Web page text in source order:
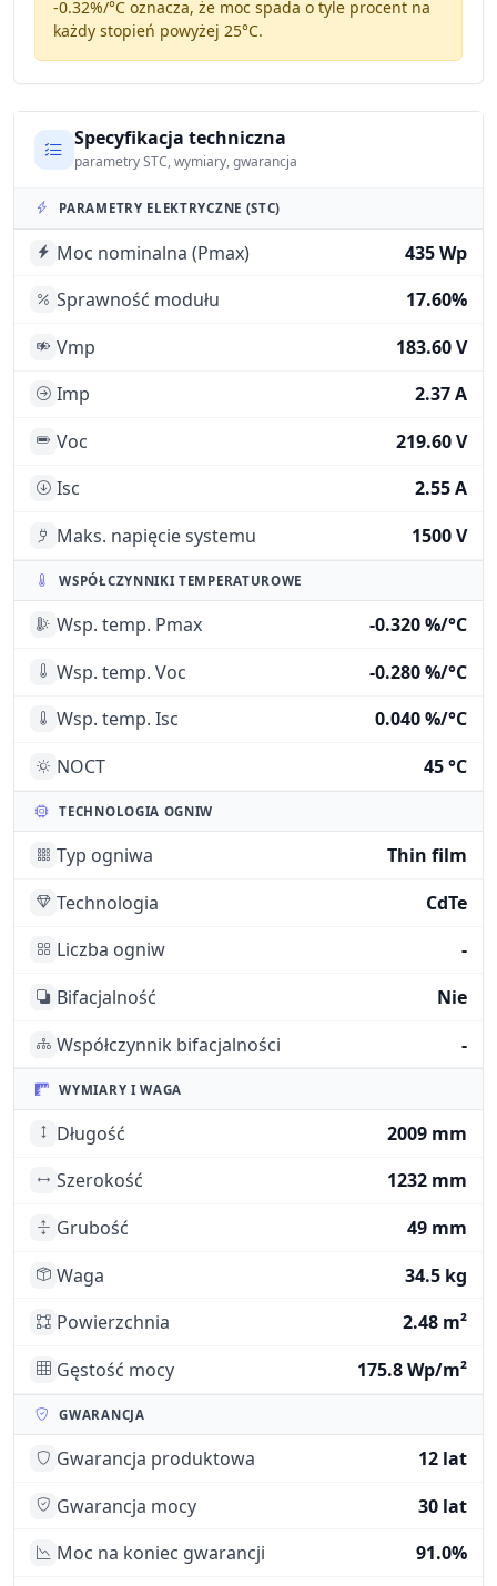
-0.32%/°Coznacza, że moc spada o tyle procent na
każdy stopień powyżej 25°C.
Specyfikacja techniczna
parametry STC, wymiary, gwarancja
PARAMETRY ELEKTRYCZNE (STC)
Moc nominalna (Pmax)
435 Wp
Sprawność modułu
17.60%
Vmp
183.60 V
Imp
2.37 A
Voc
219.60 V
Isc
2.55 A
Maks. napięcie systemu
1500 V
WSPÓŁCZYNNIKI TEMPERATUROWE
Wsp. temp. Pmax
-0.320 %/°C
Wsp. temp. Voc
-0.280 %/°C
Wsp. temp. Isc
0.040 %/°C
NOCT
45 °C
TECHNOLOGIA OGNIW
Typ ogniwa
Thin film
Technologia
CdTe
Liczba ogniw
-
Bifacjalność
Nie
Współczynnik bifacjalności
-
WYMIARY I WAGA
Długość
2009 mm
Szerokość
1232 mm
Grubość
49 mm
Waga
34.5 kg
Powierzchnia
2.48 m²
Gęstość mocy
175.8 Wp/m²
GWARANCJA
Gwarancja produktowa
12 lat
Gwarancja mocy
30 lat
Moc na koniec gwarancji
91.0%